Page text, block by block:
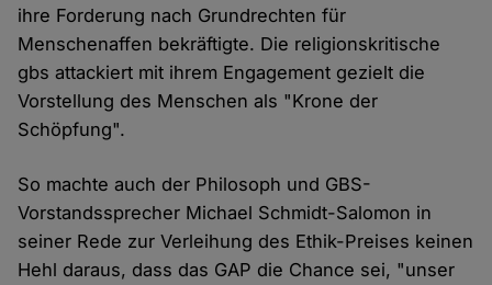
ihre Forderung nach Grundrechten für
Menschenaffen bekräftigte. Die religionskritische
gbs attackiert mit ihrem Engagement gezielt die
Vorstellung des Menschen als "Krone der
Schöpfung".
So machte auch der Philosoph und GBS-
Vorstandssprecher Michael Schmidt-Salomon in
seiner Rede zur Verleihung des Ethik-Preises keinen
Hehl daraus, dass das GAP die Chance sei, "unser